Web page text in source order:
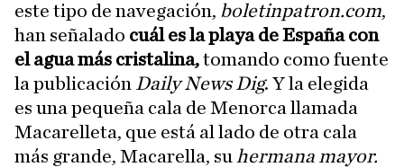
este tipo de navegación, boletinpatron.com,
han señalado cuál es la playa de España con
el agua más cristalina,tomando como fuente
la publicación Daily News Dig. Y la elegida
es una pequeña cala de Menorca llamada
Macarelleta, que está al lado de otra cala
más grande, Macarella, su hermana mayor.